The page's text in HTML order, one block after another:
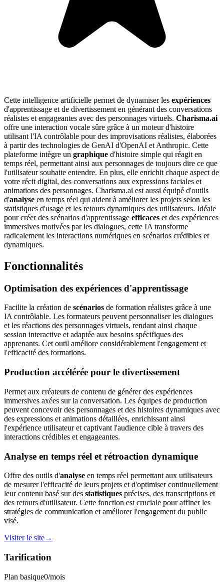
Cette intelligence artificielle permet de dynamiser les expériences
d'apprentissage et de divertissement en générant des conversations
réalistes et engageantes avec des personnages virtuels. Charisma.ai
offre une interaction vocale sûre grâce à un moteur d'histoire
utilisant l'IA contrôlable pour des improvisations réalistes, élaborées
à partir des technologies de GenAI d'OpenAI et Anthropic. Cette
plateforme intègre un graphique d'histoire simple qui réagit en
temps réel, permettant ainsi aux personnages de toujours dire ce que
l'utilisateur souhaite entendre. En plus, elle enrichit chaque aspect de
votre récit digital, des conversations aux expressions faciales et
animations des personnages. Charisma.ai est aussi équipé d'outils
d'analyse en temps réel qui aident à améliorer les projets selon les
statistiques d'usage et les retours dynamiques des utilisateurs. Idéale
pour créer des scénarios d'apprentissage efficaces et des expériences
immersives motivées par les dialogues, cette IA transforme
radicalement les interactions numériques en scénarios crédibles et
dynamiques.
Fonctionnalités
Optimisation des expériences d'apprentissage
Facilite la création de scénarios de formation réalistes grâce à une
IA contrôlable. Les formateurs peuvent personnaliser les dialogues
et les réactions des personnages virtuels, rendant ainsi chaque
session interactive et adaptée aux besoins spécifiques des
apprenants. Cet outil améliore considérablement l'engagement et
l'efficacité des formations.
Production accélérée pour le divertissement
Permet aux créateurs de contenu de générer des expériences
immersives axées sur la conversation. Les équipes de production
peuvent concevoir des personnages et des histoires dynamiques avec
des expressions et animations détaillées, enrichissant ainsi
l'expérience utilisateur et captivant l'audience cible à travers des
interactions crédibles et engageantes.
Analyse en temps réel et rétroaction dynamique
Offre des outils d'analyse en temps réel permettant aux utilisateurs
de mesurer l'efficacité de leurs projets et d'optimiser continuellement
leur contenu basé sur des statistiques précises, des transcriptions et
des retours d'utilisateur. Cette fonction est cruciale pour affiner les
stratégies de communication et améliorer l'engagement du public
visé.
Visiter le site→
Tarification
Plan basique0/mois